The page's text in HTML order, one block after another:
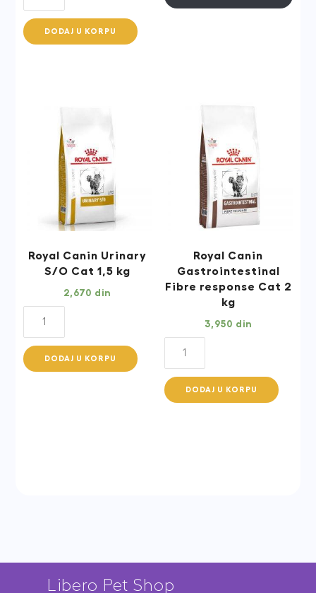
Gastrointestinal
Puppy
DODAJ U KORPU
Royal Canin Urinary
S/O Cat 1,5 kg
2,670 din
Urinary
S/O
DODAJ U KORPU
Royal Canin
Gastrointestinal
Fibre response Cat 2
kg
3,950 din
Gastrointestinal
Fibre
DODAJ U KORPU
Libero Pet Shop